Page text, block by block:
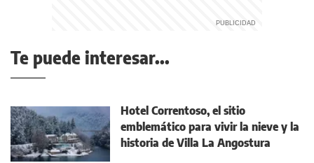
Te puede interesar...
Hotel Correntoso, el sitio
emblemático para vivir la nieve y la
historia de Villa La Angostura